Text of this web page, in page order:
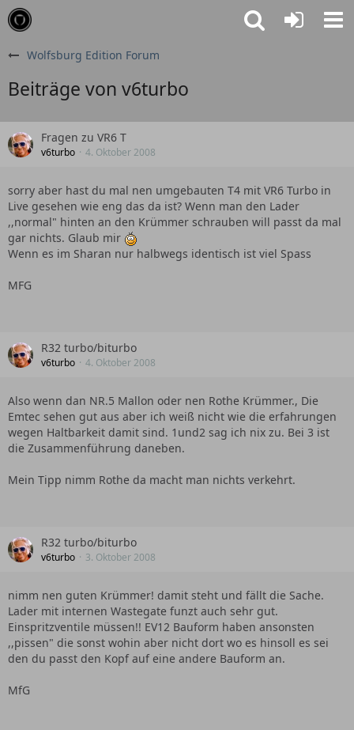
Wolfsburg Edition Forum
Beiträge von v6turbo
Fragen zu VR6 T
v6turbo 4. Oktober 2008
sorry aber hast du mal nen umgebauten T4 mit VR6 Turbo in
Live gesehen wie eng das da ist? Wenn man den Lader
,,normal" hinten an den Krümmer schrauben will passt da mal
gar nichts. Glaub mir
Wenn es im Sharan nur halbwegs identisch ist viel Spass
MFG
R32 turbo/biturbo
v6turbo 4. Oktober 2008
Also wenn dan NR.5 Mallon oder nen Rothe Krümmer., Die
Emtec sehen gut aus aber ich weiß nicht wie die erfahrungen
wegen Haltbarkeit damit sind. 1und2 sag ich nix zu. Bei 3 ist
die Zusammenführung daneben.
Mein Tipp nimm Rothe da macht man nichts verkehrt.
R32 turbo/biturbo
v6turbo 3. Oktober 2008
nimm nen guten Krümmer! damit steht und fällt die Sache.
Lader mit internen Wastegate funzt auch sehr gut.
Einspritzventile müssen!! EV12 Bauform haben ansonsten
,,pissen" die sonst wohin aber nicht dort wo es hinsoll es sei
den du passt den Kopf auf eine andere Bauform an.
MfG